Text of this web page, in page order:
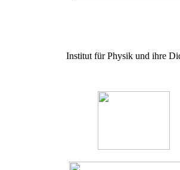
Institut für Physik und ihre